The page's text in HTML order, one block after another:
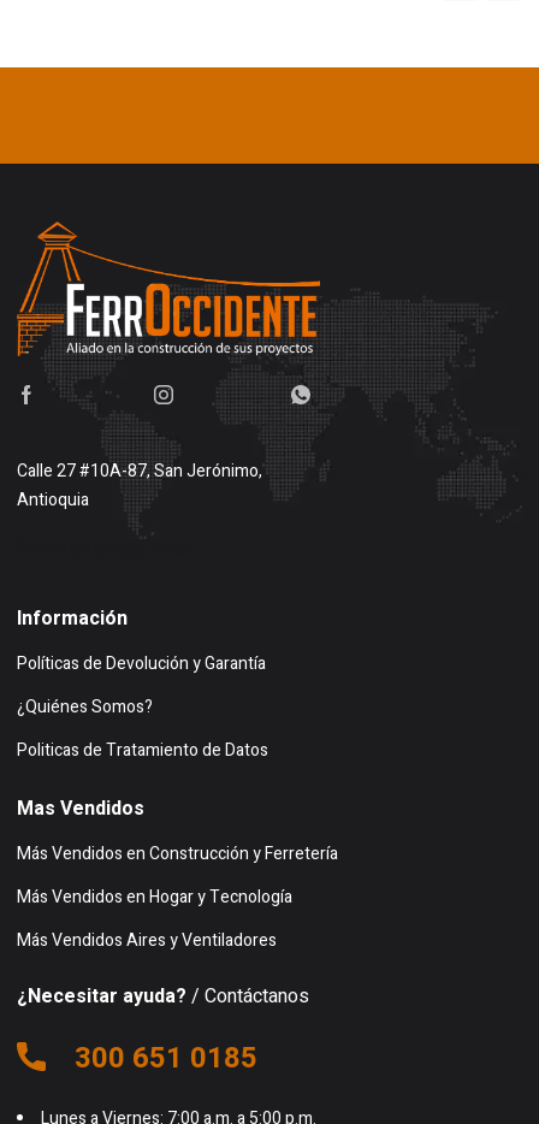
Calle 27 #10A-87, San Jerónimo,
Antioquia
Información
Políticas de Devolución y Garantía
¿Quiénes Somos?
Politicas de Tratamiento de Datos
Mas Vendidos
Más Vendidos en Construcción y Ferretería
Más Vendidos en Hogar y Tecnología
Más Vendidos Aires y Ventiladores
¿Necesitar ayuda? / Contáctanos
300 651 0185
Lunes a Viernes: 7:00 a.m. a 5:00 p.m.